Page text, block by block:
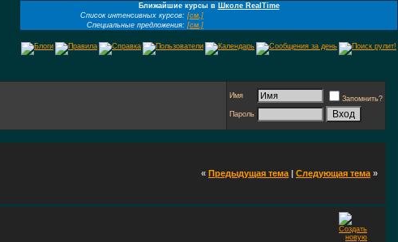
Ближайшие курсы в Школе RealTime
Список интенсивных курсов: [см.]
Специальные предложения: [см.]
Имя
Запомнить?
Пароль
« Предыдущая тема | Следующая тема »